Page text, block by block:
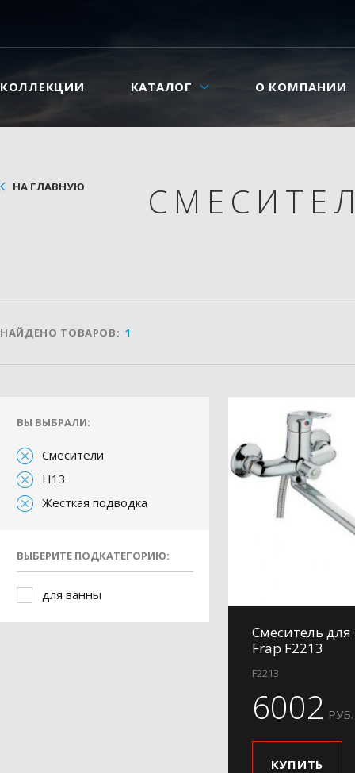
КОЛЛЕКЦИИ КАТАЛОГ О КОМПАНИИ
НА ГЛАВНУЮ
НАЙДЕНО ТОВАРОВ: 1
ВЫ ВЫБРАЛИ:
Смесители
H13
Жесткая подводка
ВЫБЕРИТЕ ПОДКАТЕГОРИЮ:
для ванны
Смеситель
Frap F2213
F2213
6002 РУБ.
КУПИТЬ